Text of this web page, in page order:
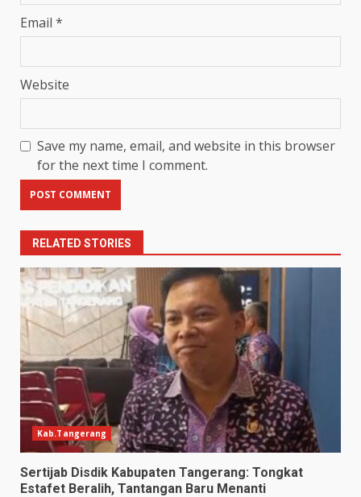
Email *
Website
Save my name, email, and website in this browser
for the next time I comment.
RELATED STORIES
Kab.Tangerang
Sertijab Disdik Kabupaten Tangerang: Tongkat
Estafet Beralih, Tantangan Baru Menanti